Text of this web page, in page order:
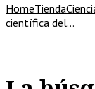
HomeTienda
científica del…